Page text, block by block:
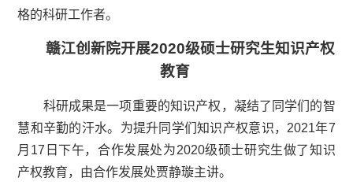
格的科研工作者。
赣江创新院开展2020级硕士研究生知识产权
教育
科研成果是一项重要的知识产权，凝结了同学们的智
慧和辛勤的汗水。为提升同学们知识产权意识，2021年7
月17 日下午，合作发展处为2020级硕士研究生做了知识
产权教育，由合作发展处贾静璇主讲。